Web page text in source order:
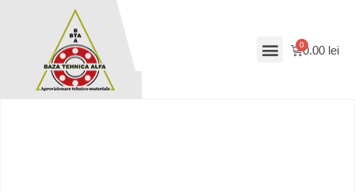
0.00 lei